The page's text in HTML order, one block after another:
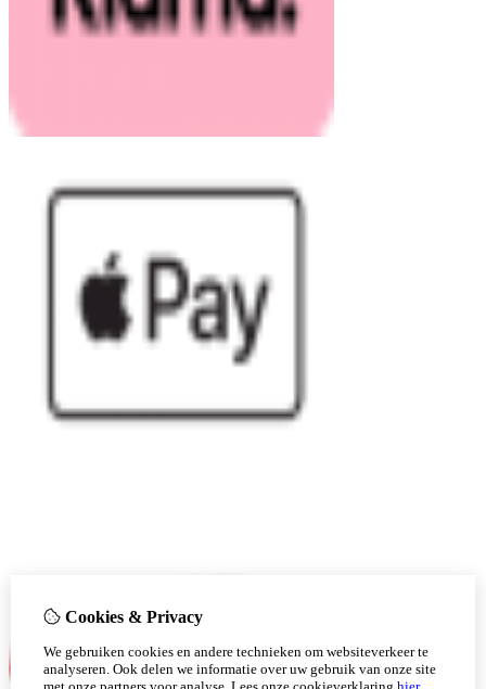
Cookies & Privacy
We gebruiken cookies en andere technieken om websiteverkeer te
analyseren. Ook delen we informatie over uw gebruik van onze site